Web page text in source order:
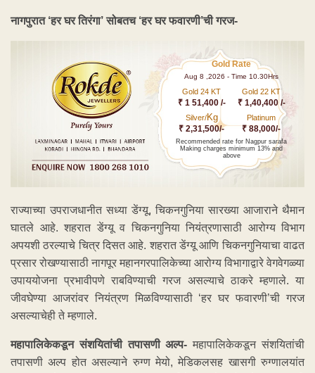
नागपुरात ‘हर घर तिरंगा’ सोबतच ‘हर घर फवारणी’ची गरज-
Gold Rate
Aug 8 ,2026 - Time 10.30Hrs
Gold 24 KT
₹ 1 51,400 /-
Gold 22 KT
₹ 1,40,400 /-
Silver/Kg
₹ 2,31,500/-
Platinum
₹ 88,000/-
Recommended rate for Nagpur sarafa
Making charges minimum 13% and
above
राज्याच्या उपराजधानीत सध्या डेंग्यू, चिकनगुनिया सारख्या आजाराने थैमान
घातले आहे. शहरात डेंग्यू व चिकनगुनिया नियंत्रणासाठी आरोग्य विभाग
अपयशी ठरल्याचे चित्र दिसत आहे. शहरात डेंग्यू आणि चिकनगुनियाचा वाढत
प्रसार रोखण्यासाठी नागपूर महानगरपालिकेच्या आरोग्य विभागाद्वारे वेगवेगळ्या
उपाययोजना प्रभावीपणे राबविण्याची गरज असल्याचे ठाकरे म्हणाले. या
जीवघेण्या आजरांवर नियंत्रण मिळविण्यासाठी ‘हर घर फवारणी’ची गरज
असल्याचेही ते म्हणाले.
महापालिकेकडून संशयितांची तपासणी अल्प- महापालिकेकडून संशयितांची
तपासणी अल्प होत असल्याने रुग्ण मेयो, मेडिकलसह खासगी रुग्णालयांत